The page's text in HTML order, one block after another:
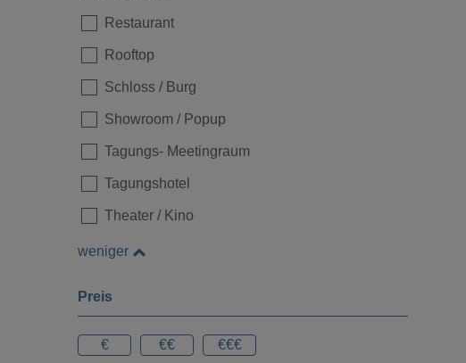
Restaurant
Rooftop
Schloss / Burg
Showroom / Popup
Tagungs- Meetingraum
Tagungshotel
Theater / Kino
weniger
Preis
€ €€ €€€